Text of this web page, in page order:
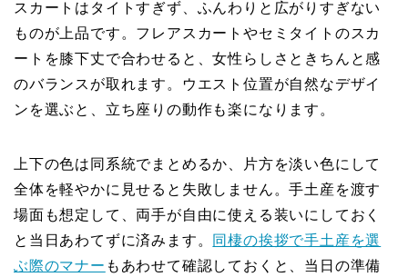
スカートはタイトすぎず、ふんわりと広がりすぎない
ものが上品です。フレアスカートやセミタイトのスカ
ートを膝下丈で合わせると、女性らしさときちんと感
のバランスが取れます。ウエスト位置が自然なデザイ
ンを選ぶと、立ち座りの動作も楽になります。
上下の色は同系統でまとめるか、片方を淡い色にして
全体を軽やかに見せると失敗しません。手土産を渡す
場面も想定して、両手が自由に使える装いにしておく
と当日あわてずに済みます。 同棲の挨拶で手土産を選
ぶ際のマナー もあわせて確認しておくと、当日の準備